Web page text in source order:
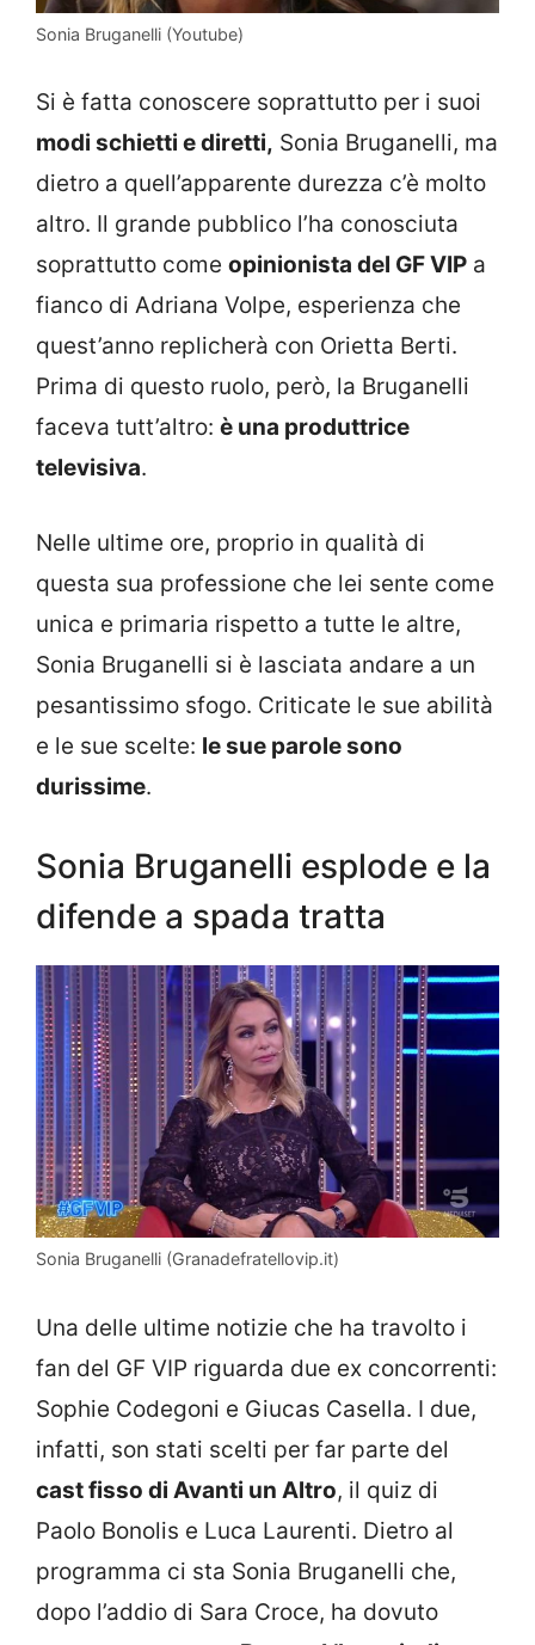
Sonia Bruganelli (Youtube)
Si è fatta conoscere soprattutto per i suoi
modi schietti e diretti, Sonia Bruganelli, ma
dietro a quell’apparente durezza c’è molto
altro. Il grande pubblico l’ha conosciuta
soprattutto come opinionista del GF VIP a
fianco di Adriana Volpe, esperienza che
quest’anno replicherà con Orietta Berti.
Prima di questo ruolo, però, la Bruganelli
faceva tutt’altro: è una produttrice
televisiva.
Nelle ultime ore, proprio in qualità di
questa sua professione che lei sente come
unica e primaria rispetto a tutte le altre,
Sonia Bruganelli si è lasciata andare a un
pesantissimo sfogo. Criticate le sue abilità
e le sue scelte: le sue parole sono
durissime.
Sonia Bruganelli esplode e la
difende a spada tratta
Sonia Bruganelli (Granadefratellovip.it)
Una delle ultime notizie che ha travolto i
fan del GF VIP riguarda due ex concorrenti:
Sophie Codegoni e Giucas Casella. I due,
infatti, son stati scelti per far parte del
cast fisso di Avanti un Altro, il quiz di
Paolo Bonolis e Luca Laurenti. Dietro al
programma ci sta Sonia Bruganelli che,
dopo l’addio di Sara Croce, ha dovuto